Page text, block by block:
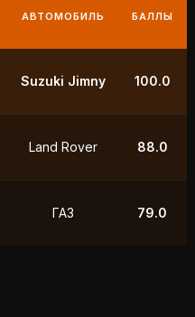
АВТОМОБИЛЬ БАЛЛЫ
УАЗ 250.0